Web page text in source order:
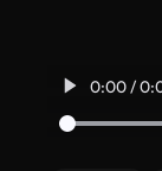
0:00 /